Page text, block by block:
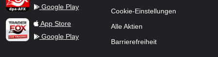
Google Play
TraderFox Live Trading
App Store
Google Play
Cookie-Einstellungen
Alle Aktien
Barrierefreiheit